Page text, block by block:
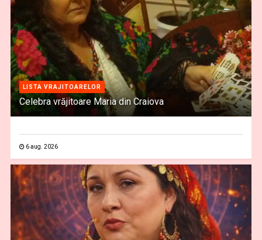
LISTA VRAJITOARELOR
Celebra vrăjitoare Maria din Craiova
6 aug. 2026